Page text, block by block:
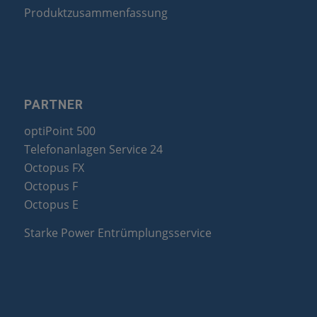
Produktzusammenfassung
PARTNER
optiPoint 500
Telefonanlagen Service 24
Octopus FX
Octopus F
Octopus E
Starke Power Entrümplungsservice